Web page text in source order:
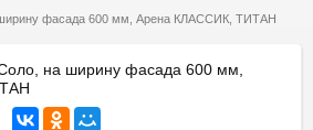
фасада 600 мм, Арена КЛАССИК, ТИТАН
на ширину фасада 600 мм,